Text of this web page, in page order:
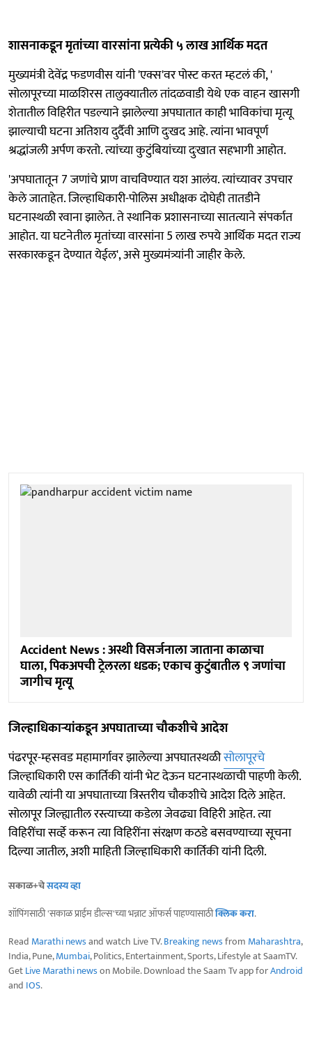
शासनाकडून मृतांच्या वारसांना प्रत्येकी ५ लाख आर्थिक मदत
मुख्यमंत्री देवेंद्र फडणवीस यांनी 'एक्स'वर पोस्ट करत म्हटलं की, '
सोलापूरच्या माळशिरस तालुक्यातील तांदळवाडी येथे एक वाहन खासगी
शेतातील विहिरीत पडल्याने झालेल्या अपघातात काही भाविकांचा मृत्यू
झाल्याची घटना अतिशय दुर्दैवी आणि दुःखद आहे. त्यांना भावपूर्ण
श्रद्धांजली अर्पण करतो. त्यांच्या कुटुंबियांच्या दुःखात सहभागी आहोत.
'अपघातातून 7 जणांचे प्राण वाचविण्यात यश आलंय. त्यांच्यावर उपचार
केले जाताहेत. जिल्हाधिकारी-पोलिस अधीक्षक दोघेही तातडीने
घटनास्थळी रवाना झालेत. ते स्थानिक प्रशासनाच्या सातत्याने संपर्कात
आहोत. या घटनेतील मृतांच्या वारसांना 5 लाख रुपये आर्थिक मदत राज्य
सरकारकडून देण्यात येईल', असे मुख्यमंत्र्यांनी जाहीर केले.
Accident News : अस्थी विसर्जनाला जाताना काळाचा
घाला, पिकअपची ट्रेलरला धडक; एकाच कुटुंबातील ९ जणांचा
जागीच मृत्यू
जिल्हाधिकाऱ्यांकडून अपघाताच्या चौकशीचे आदेश
पंढरपूर-म्हसवड महामार्गावर झालेल्या अपघातस्थळीसोलापूरचे
जिल्हाधिकारी एस कार्तिकी यांनी भेट देऊन घटनास्थळाची पाहणी केली.
यावेळी त्यांनी या अपघाताच्या त्रिस्तरीय चौकशीचे आदेश दिले आहेत.
सोलापूर जिल्ह्यातील रस्त्याच्या कडेला जेवढ्या विहिरी आहेत. त्या
विहिरींचा सर्व्हे करून त्या विहिरींना संरक्षण कठडे बसवण्याच्या सूचना
दिल्या जातील, अशी माहिती जिल्हाधिकारी कार्तिकी यांनी दिली.
सकाळ+चेसदस्य व्हा
शॉपिंगसाठी 'सकाळ प्राईम डील्स'च्या भन्नाट ऑफर्स पाहण्यासाठीक्लिक करा.
Read Marathi newsand watch Live TV.Breaking newsfrom Maharashtra,
India, Pune,Mumbai, Politics, Entertainment, Sports, Lifestyle at SaamTV.
GetLive Marathi newson Mobile. Download the Saam Tv app forAndroid
and IOS.